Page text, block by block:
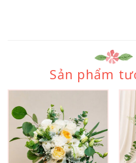
Sản phẩm